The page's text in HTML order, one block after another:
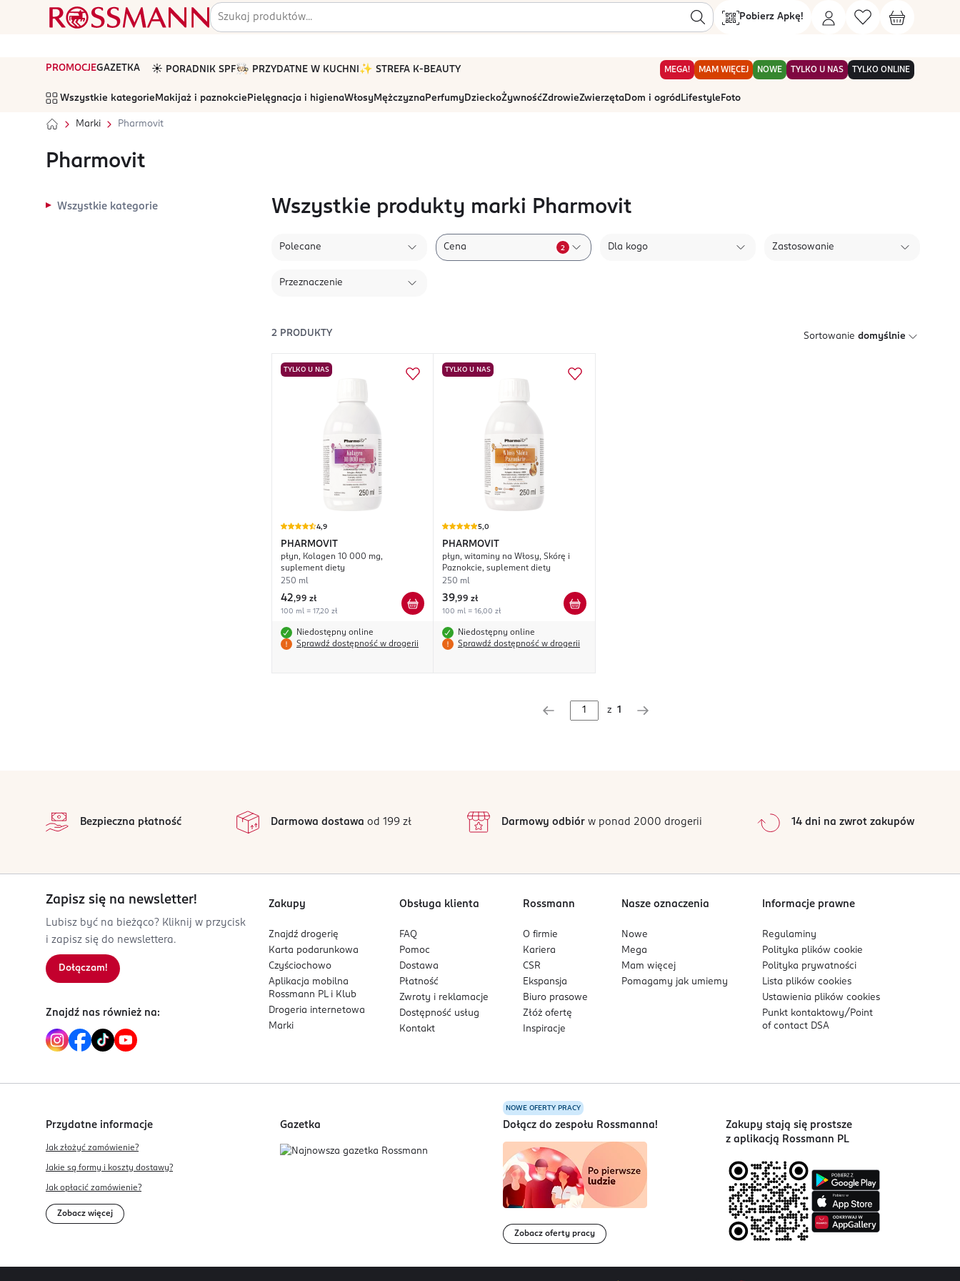
Pobierz Apkę!
PROMOCJEGAZETKA ☀️ PORADNIK SPF🧑🏻‍🍳 PRZYDATNE W KUCHNI ✨ STREFA K-BEAUTY MEGA! MAM WIĘCEJ NOWE TYLKO U NAS TYLKO ONLINE
Wszystkie kategorie Makijaż i paznokcie Pielęgnacja i higienaWłosyMężczyznaPerfumyDzieckoŻywnośćZdrowieZwierzętaDom i ogród Lifestyle Foto
Marki Pharmovit
Pharmovit
Wszystkie kategorie Wszystkie produkty marki Pharmovit
Polecane Cena 2 Dla kogo Zastosowanie
Przeznaczenie
2 PRODUKTY Sortowanie domyślnie
TYLKO U NAS
4,9
PHARMOVIT
płyn, Kolagen 10 000 mg,
suplement diety
250 ml
42,99 zł
100 ml = 17,20 zł
Niedostępny online
Sprawdź dostępność w drogerii
TYLKO U NAS
5,0
PHARMOVIT
płyn, witaminy na Włosy, Skórę i
Paznokcie, suplement diety
250 ml
39,99 zł
100 ml = 16,00 zł
Niedostępny online
Sprawdź dostępność w drogerii
z 1
Bezpieczna płatność Darmowa dostawa od 199 zł Darmowy odbiórw ponad 2000 drogerii 14 dni na zwrot zakupów
Zapisz się na newsletter!
Lubisz być na bieżąco? Kliknij w przycisk
i zapisz się do newslettera.
Dołączam!
Znajdź nas również na:
Zakupy
Znajdź drogerię
Karta podarunkowa
Czyściochowo
Aplikacja mobilna
Rossmann PL i Klub
Drogeria internetowa
Marki
Obsługa klienta
FAQ
Pomoc
Dostawa
Płatność
Zwroty i reklamacje
Dostępność usług
Kontakt
Rossmann
O firmie
Kariera
CSR
Ekspansja
Biuro prasowe
Złóż ofertę
Inspiracje
Nasze oznaczenia
Nowe
Mega
Mam więcej
Pomagamy jak umiemy
Informacje prawne
Regulaminy
Polityka plikówcookie
Polityka prywatności
Lista plikówcookies
Ustawienia plikówcookies
Punkt kontaktowy/ Point
of contact DSA
Przydatne informacje
Jak złożyć zamówienie?
Jakie są formy i koszty dostawy?
Jak opłacić zamówienie?
Zobacz więcej
Gazetka
NOWE OFERTY PRACY
Dołącz do zespołu Rossmanna!
Zobacz oferty pracy
Zakupy stają się prostsze
z aplikacją Rossmann PL